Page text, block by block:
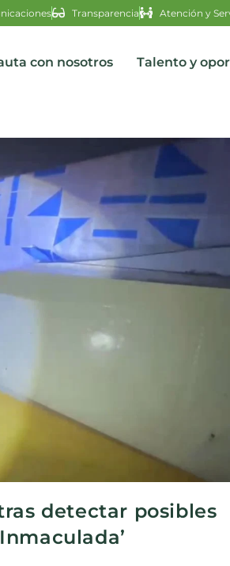
Transparencia Atención y
con nosotros Talento y
detectar posibles